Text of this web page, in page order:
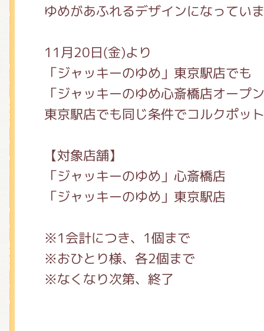
ゆめがあふれるデザインになってい
11月20日(金)より
「ジャッキーのゆめ」東京駅店でも
「ジャッキーのゆめ心斎橋店オー
東京駅店でも同じ条件でコルクポッ
【対象店舗】
「ジャッキーのゆめ」心斎橋店
「ジャッキーのゆめ」東京駅店
※1会計につき、1個まで
※おひとり様、各2個まで
※なくなり次第、終了